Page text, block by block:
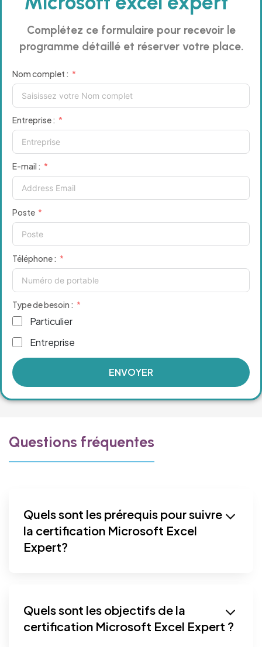
Complétez ce formulaire pour recevoir le
programme détaillé et réserver votre place.
Nom complet :
Entreprise :
E-mail :
Poste
Téléphone :
Type de besoin :
Particulier
Entreprise
ENVOYER
Questions fréquentes
Quels sont les prérequis pour suivre
la certification Microsoft Excel
Expert?
Quels sont les objectifs de la
certification Microsoft Excel Expert ?